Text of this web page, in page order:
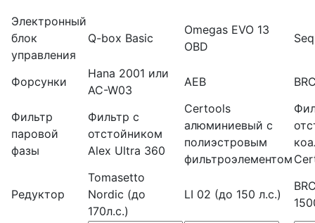
Электронный
блок
управления
Q-box Basic
Omegas EVO 13
OBD
Форсунки
Hana 2001 или
AC-W03
AEB
Фильтр
паровой
фазы
Фильтр с
отстойником
Alex Ultra 360
Certools
алюминиевый с
полиэстровым
фильтроэлементом
Редуктор
Tomasetto
Nordic (до
170л.с.)
LI 02 (до 150 л.с.)